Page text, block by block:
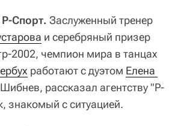
Р-Спорт. Заслуженный тренер
и серебряный призер
2002, чемпион мира в танцах
работают с дуэтом Елена
рассказал агентству "Р-
знакомый с ситуацией.